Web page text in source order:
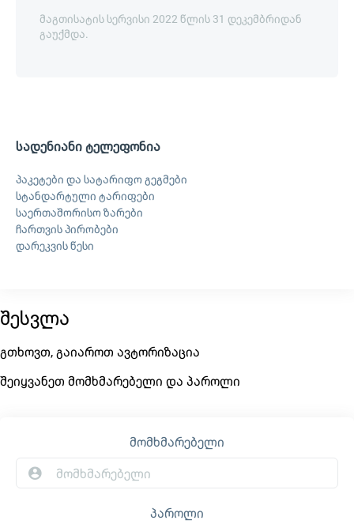
მაგთისატის სერვისი 2022 წლის 31 დეკემბრიდან
გაუქმდა.
სადენიანი ტელეფონია
პაკეტები და სატარიფო გეგმები
სტანდარტული ტარიფები
საერთაშორისო ზარები
ჩართვის პირობები
დარეკვის წესი
შესვლა
გთხოვთ, გაიაროთ ავტორიზაცია
შეიყვანეთ მომხმარებელი და პაროლი
მომხმარებელი
პაროლი